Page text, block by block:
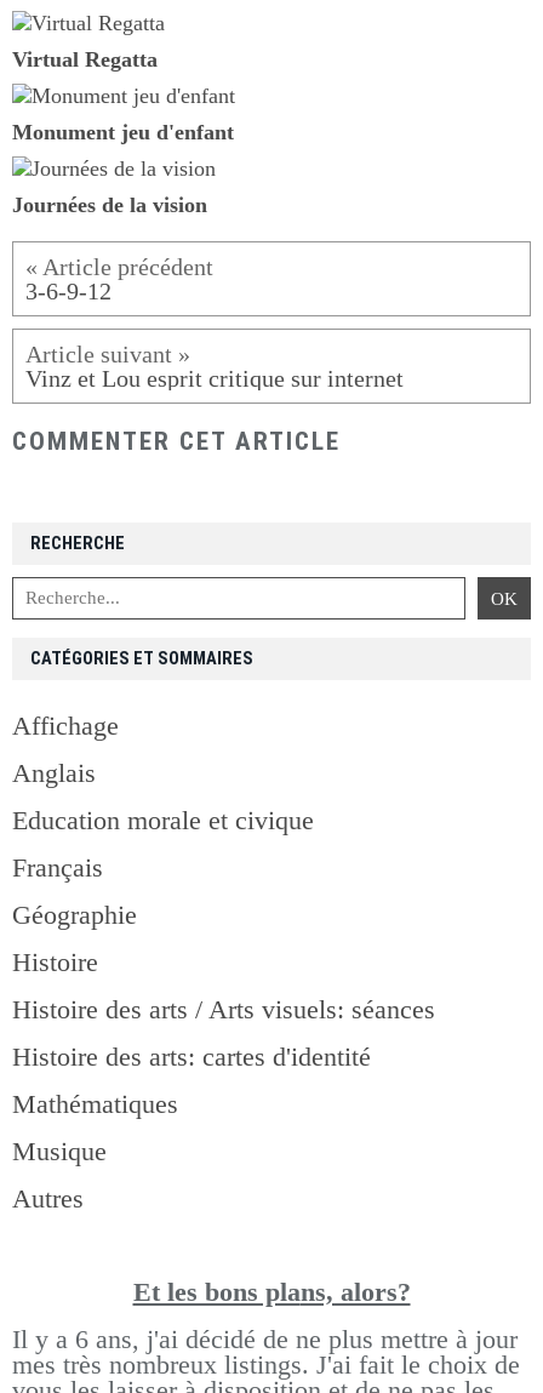
Virtual Regatta
Monument jeu d'enfant
Journées de la vision
3-6-9-12
Vinz et Lou esprit critique sur internet
COMMENTER CET ARTICLE
RECHERCHE
CATÉGORIES ET SOMMAIRES
Affichage
Anglais
Education morale et civique
Français
Géographie
Histoire
Histoire des arts / Arts visuels: séances
Histoire des arts: cartes d'identité
Mathématiques
Musique
Autres
Et les bons plans, alors?
Il y a 6 ans, j'ai décidé de ne plus mettre à jour
mes très nombreux listings. J'ai fait le choix de